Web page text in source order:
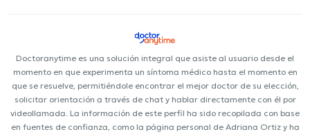
Doctoranytime es una solución integral que asiste al usuario desde el
momento en que experimenta un síntoma médico hasta el momento en
que se resuelve, permitiéndole encontrar el mejor doctor de su elección,
solicitar orientación a través de chat y hablar directamente con él por
videollamada. La información de este perfil ha sido recopilada con base
en fuentes de confianza, como la página personal de Adriana Ortiz y ha